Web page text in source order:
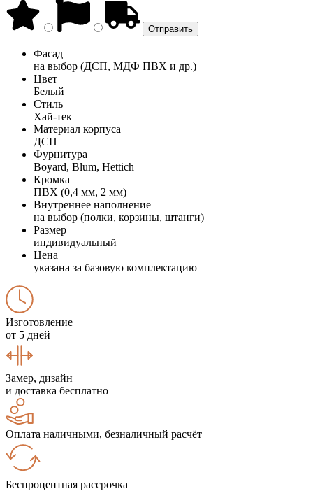
Фасад
на выбор (ДСП, МДФ ПВХ и др.)
Цвет
Белый
Стиль
Хай-тек
Материал корпуса
ДСП
Фурнитура
Boyard, Blum, Hettich
Кромка
ПВХ (0,4 мм, 2 мм)
Внутреннее наполнение
на выбор (полки, корзины, штанги)
Размер
индивидуальный
Цена
указана за базовую комплектацию
Изготовление
от 5 дней
Замер, дизайн
и доставка бесплатно
Оплата наличными, безналичный расчёт
Беспроцентная рассрочка